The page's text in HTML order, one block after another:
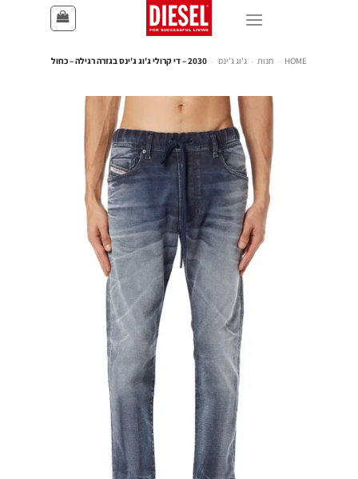
HOME
- חנות - ג'וג ג'ינס - 2030 – די קרולי ג'וג ג'ינס בגזרה רגילה – כחול